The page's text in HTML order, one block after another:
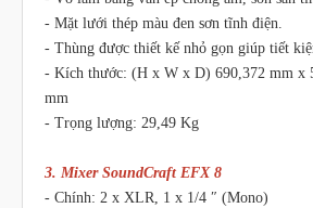
- Mặt lưới thép màu đen sơn tĩnh điện.
- Thùng được thiết kế nhỏ gọn giúp tiết
- Kích thước: (H x W x D) 690,372 mm x
mm
- Trọng lượng: 29,49 Kg
3. Mixer SoundCraft EFX 8
- Chính: 2 x XLR, 1 x 1/4 ″ (Mono)